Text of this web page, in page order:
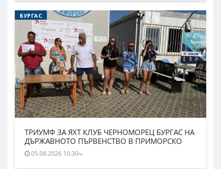
БУРГАС
ТРИУМФ ЗА ЯХТ КЛУБ ЧЕРНОМОРЕЦ БУРГАС НА
ДЪРЖАВНОТО ПЪРВЕНСТВО В ПРИМОРСКО
05.08.2026 10:30ч.